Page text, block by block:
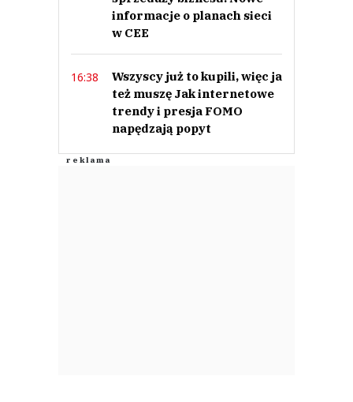
informacje o planach sieci
w CEE
16:38
Wszyscy już to kupili, więc ja
też muszę Jak internetowe
trendy i presja FOMO
napędzają popyt